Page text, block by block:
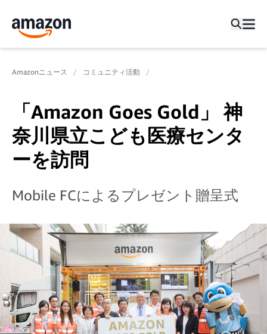
Amazonニュース コミュニティ活動
「Amazon Goes Gold」 神
奈川県立こども医療センタ
ーを訪問
Mobile FCによるプレゼント贈呈式